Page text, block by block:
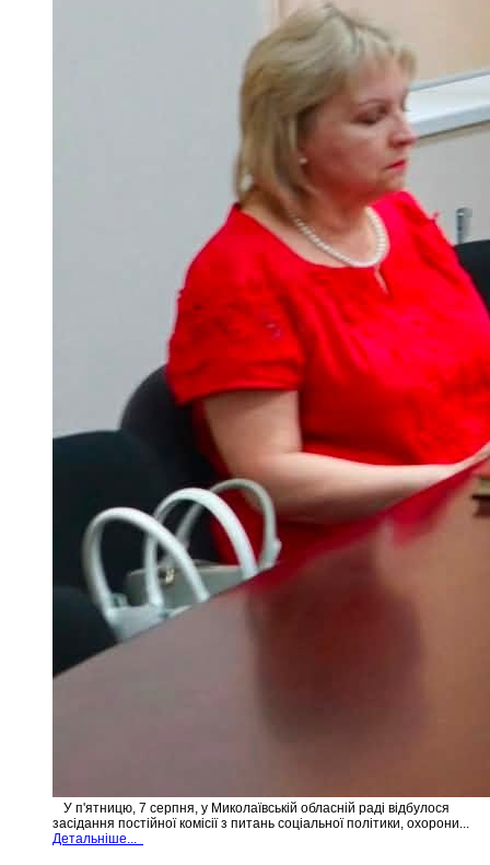
У п'ятницю, 7 серпня, у Миколаївській обласній раді відбулося
засідання постійної комісії з питань соціальної політики, охорони...
Детальніше...